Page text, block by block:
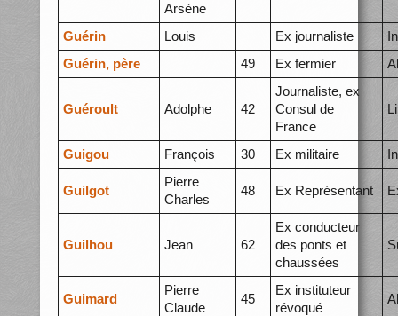
Arsène
Guérin Louis Ex journaliste
Guérin, père
49 Ex fermier
Guéroult Adolphe 42
Journaliste, ex
Consul de
France
Guigou François 30 Ex militaire
Guilgot
Pierre
Charles
48 Ex Représentant
Guilhou Jean 62
Ex conducteur
des ponts et
chaussées
Guimard
Pierre
Claude
45
Ex instituteur
révoqué